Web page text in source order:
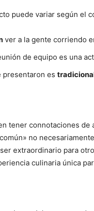
puede variar según el
ver a la gente corriendo
de equipo es una
presentaron es
tener connotaciones de
no
extraordinario para
culinaria única